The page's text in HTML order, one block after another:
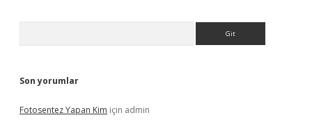
Son yorumlar
Fotosentez Yapan Kim için admin